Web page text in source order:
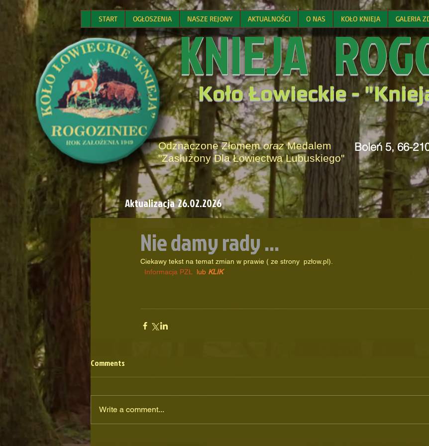
START OGŁOSZENIA NASZE REJONY AKTUALNOŚCI O NAS KOŁO KNIEJA GALERIA
KNIEJA
Koło Łowieckie -"
Boleń 5, 66-
Odznaczone ZłomemorazMedalem
"Zasłużony Dla Łowiectwa Lubuskiego"
Aktualizacja 26.02.2026
Nie damy rady ...
Ciekawy tekst na temat zmian w prawie ( ze strony  pzłow.pl).
Informacja PZŁ
  lub
KLIK
Comments
Write a comment...